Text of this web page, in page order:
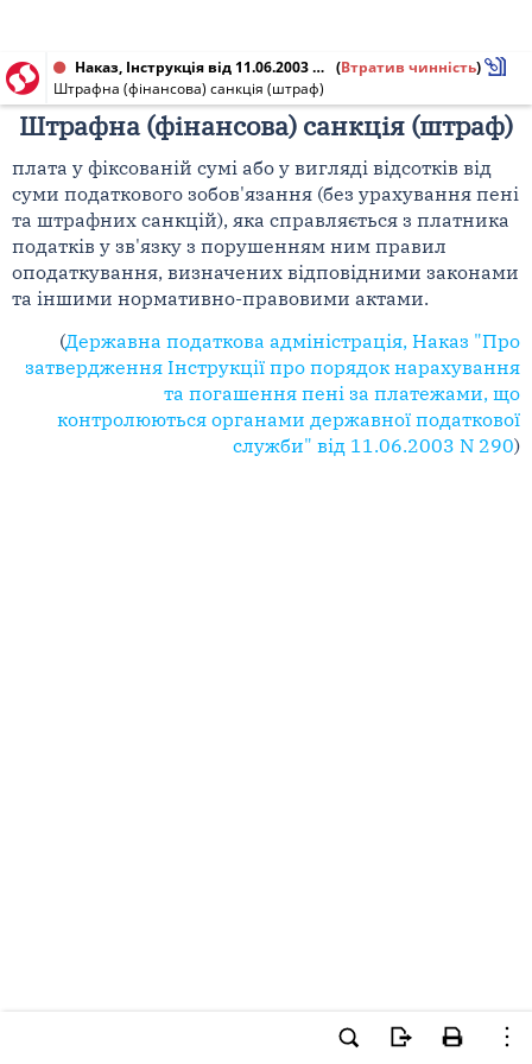
Наказ, Інструкція від 11.06.2003 № 290 (Втратив чинність)
Штрафна (фінансова) санкція (штраф)